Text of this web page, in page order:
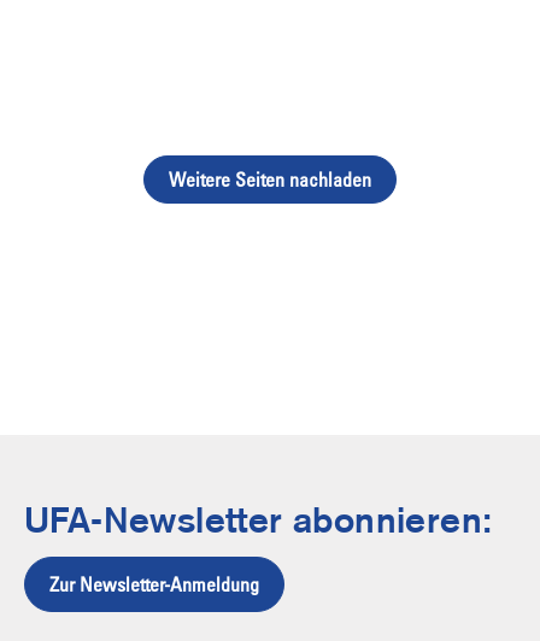
Weitere Seiten nachladen
UFA-Newsletter abonnieren:
Zur Newsletter-Anmeldung